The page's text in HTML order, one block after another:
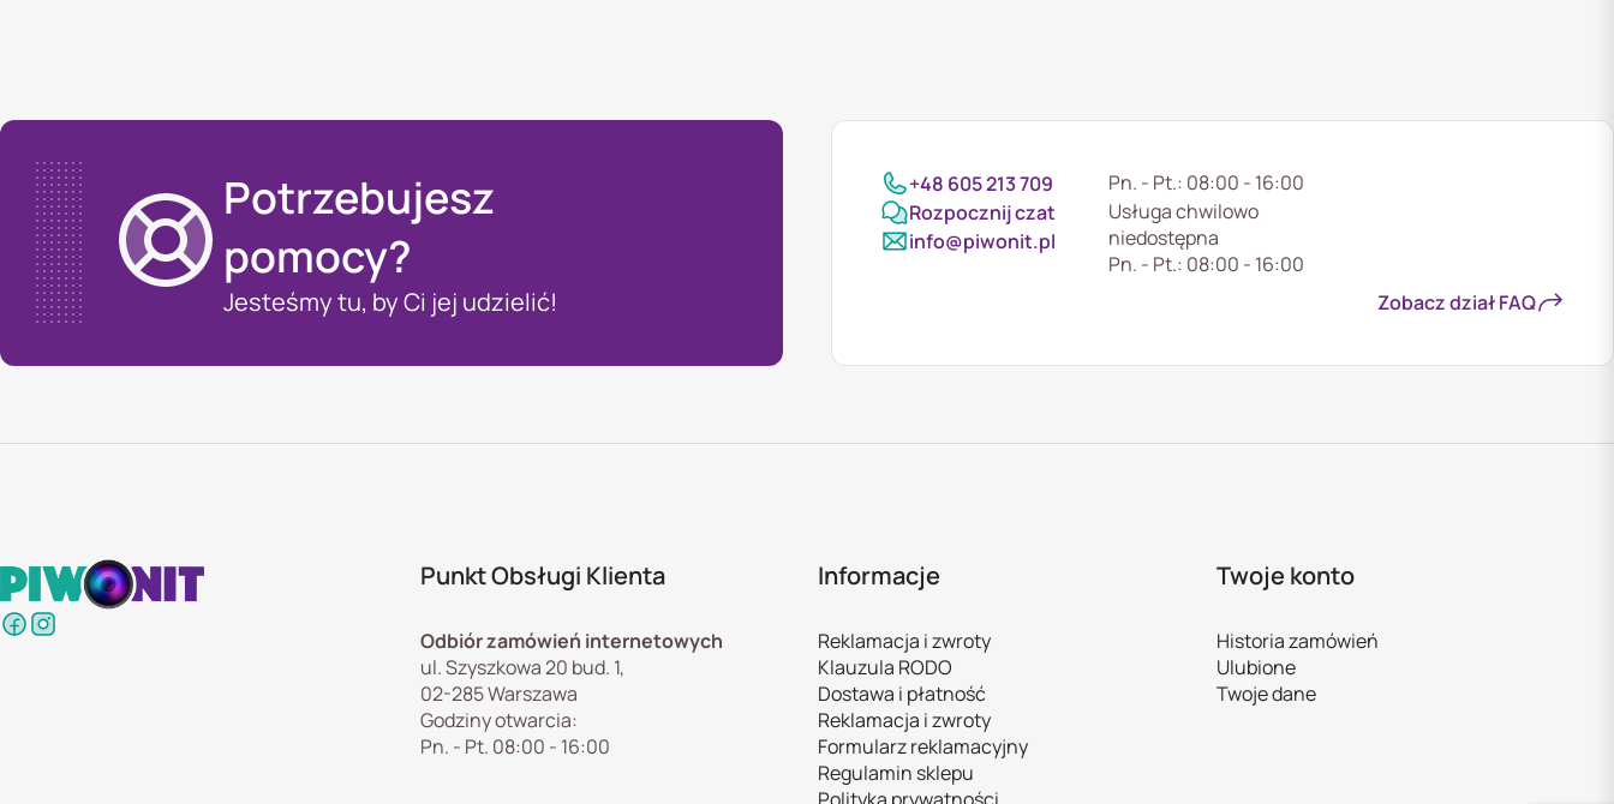
Potrzebujesz
pomocy?
Jesteśmy tu, by Ci jej udzielić!
+48 605 213 709
Rozpocznij czat
info@piwonit.pl
Pn. - Pt.: 08:00 - 16:00
Usługa chwilowo
niedostępna
Pn. - Pt.: 08:00 - 16:00
Zobacz dział FAQ
Punkt Obsługi Klienta
Odbiór zamówień internetowych
ul. Szyszkowa 20 bud. 1,
02-285 Warszawa
Godziny otwarcia:
Pn. - Pt. 08:00 - 16:00
Informacje
Reklamacja i zwroty
Klauzula RODO
Dostawa i płatność
Reklamacja i zwroty
Formularz reklamacyjny
Regulamin sklepu
Twoje konto
Historia zamówień
Ulubione
Twoje dane